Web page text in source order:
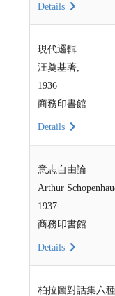
Details
現代邏輯
汪奠基著;
1936
商務印書館
Details
意志自由論
Arthur
1937
商務印書館
Details
柏拉圖對話集六種